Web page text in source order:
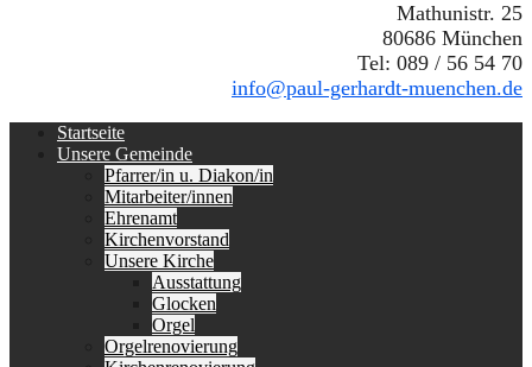
Mathunistr. 25
80686 München
Tel: 089 / 56 54 70
info@paul-gerhardt-muenchen.de
Erstes
Menü
Startseite
Unsere Gemeinde
Pfarrer/in u. Diakon/in
Mitarbeiter/innen
Ehrenamt
Kirchenvorstand
Unsere Kirche
Ausstattung
Glocken
Orgel
Orgelrenovierung